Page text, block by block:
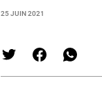
25 JUIN 2021